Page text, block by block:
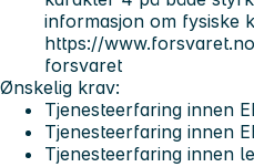
informasjon om fysiske
https://
forsvaret
Ønskelig krav:
Tjenesteerfaring innen
Tjenesteerfaring innen
Tjenesteerfaring innen